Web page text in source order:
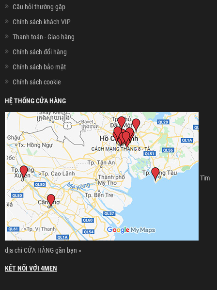
Câu hỏi thường gặp
Chính sách khách VIP
Thanh toán - Giao hàng
Chính sách đổi hàng
Chính sách bảo mật
Chính sách cookie
HỆ THỐNG CỬA HÀNG
Tìm
địa chỉ CỬA HÀNG gần bạn »
KẾT NỐI VỚI 4MEN